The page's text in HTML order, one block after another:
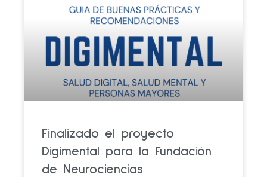
Finalizado el proyecto
Digimental para la Fundación
de Neurociencias